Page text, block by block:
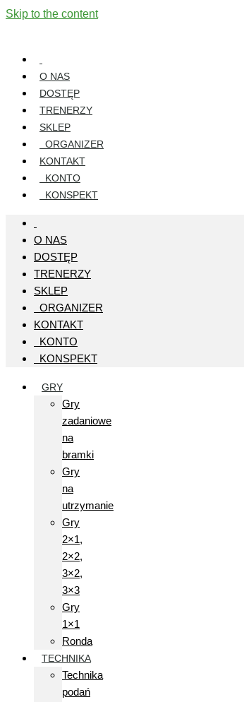
Skip to the content
O NAS
DOSTĘP
TRENERZY
SKLEP
ORGANIZER
KONTAKT
KONTO
KONSPEKT
O NAS
DOSTĘP
TRENERZY
SKLEP
ORGANIZER
KONTAKT
KONTO
KONSPEKT
GRY
Gry
zadaniowe
na
bramki
Gry
na
utrzymanie
Gry
2×1,
2×2,
3×2,
3×3
Gry
1×1
Ronda
TECHNIKA
Technika
podań